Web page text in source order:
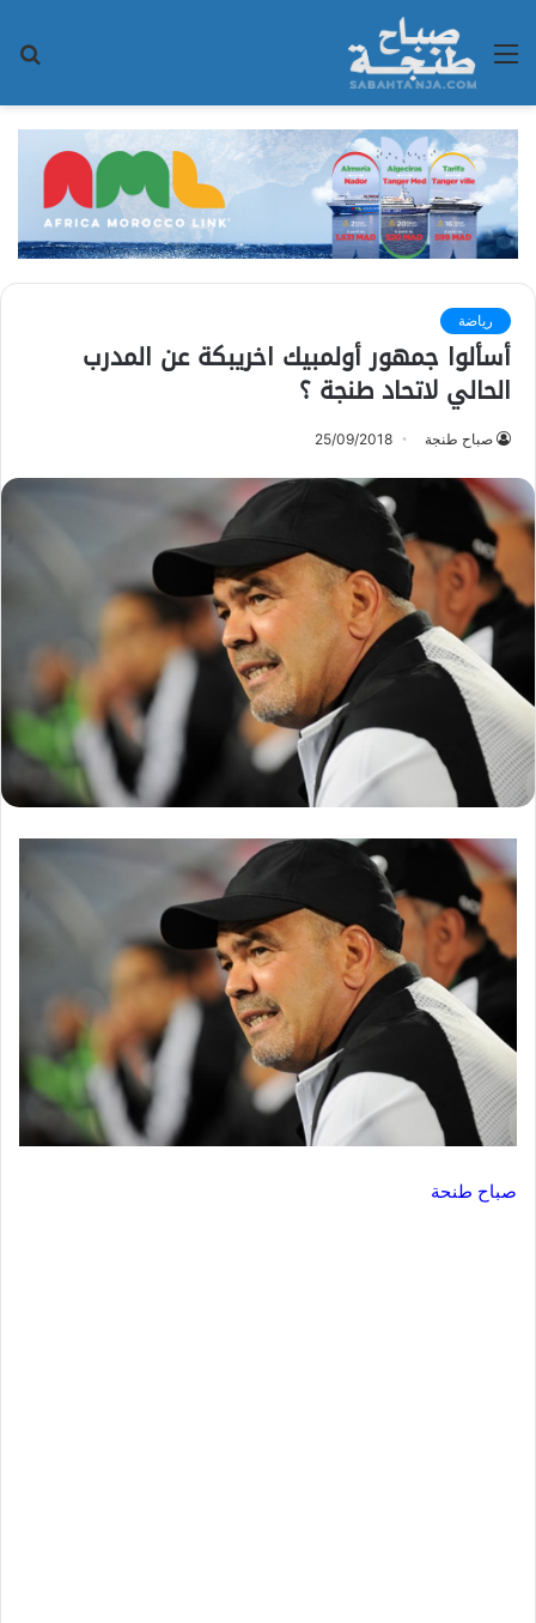
القائمة
رياضة
أسألوا جمهور أولمبيك اخريبكة عن المدرب
الحالي لاتحاد طنجة ؟
صباح طنجة 25/09/2018
صباح طنحة